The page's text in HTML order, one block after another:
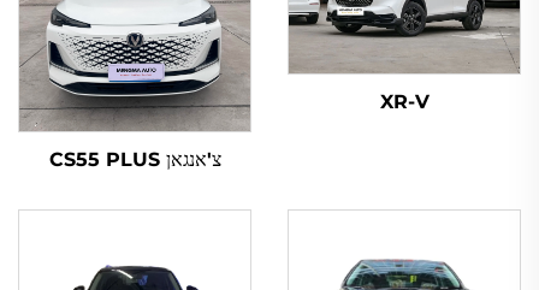
XR-V
צ'אנגאן CS55 PLUS